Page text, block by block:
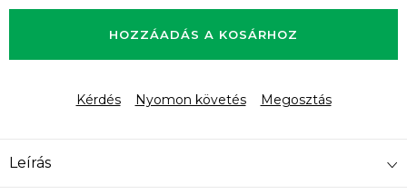
HOZZÁADÁS A KOSÁRHOZ
Kérdés Nyomon követés Megosztás
Leírás